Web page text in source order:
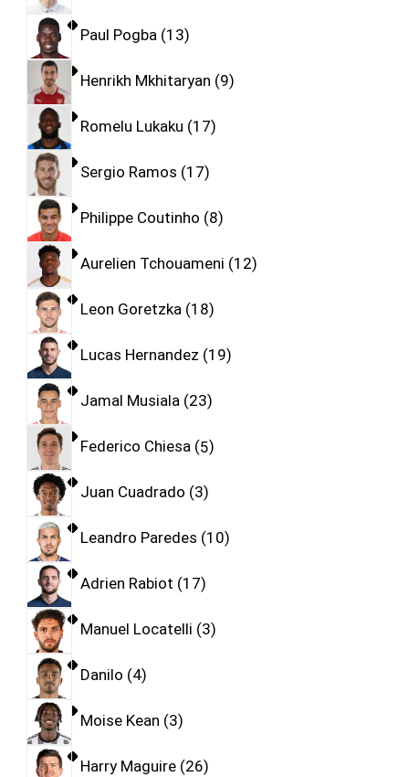
Paul Pogba 13
Henrikh Mkhitaryan 9
Romelu Lukaku 17
Sergio Ramos 17
Philippe Coutinho 8
Aurelien Tchouameni 12
Leon Goretzka 18
Lucas Hernandez 19
Jamal Musiala 23
Federico Chiesa 5
Juan Cuadrado 3
Leandro Paredes 10
Adrien Rabiot 17
Manuel Locatelli 3
Danilo 4
Moise Kean 3
Harry Maguire 26